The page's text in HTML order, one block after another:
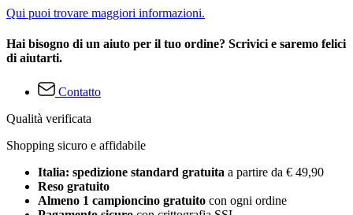
Qui puoi trovare maggiori informazioni.
Hai bisogno di un aiuto per il tuo ordine? Scrivici e saremo felici
di aiutarti.
Contatto
Qualità verificata
Shopping sicuro e affidabile
Italia: spedizione standard gratuita a partire da € 49,90
Reso gratuito
Almeno 1 campioncino gratuito con ogni ordine